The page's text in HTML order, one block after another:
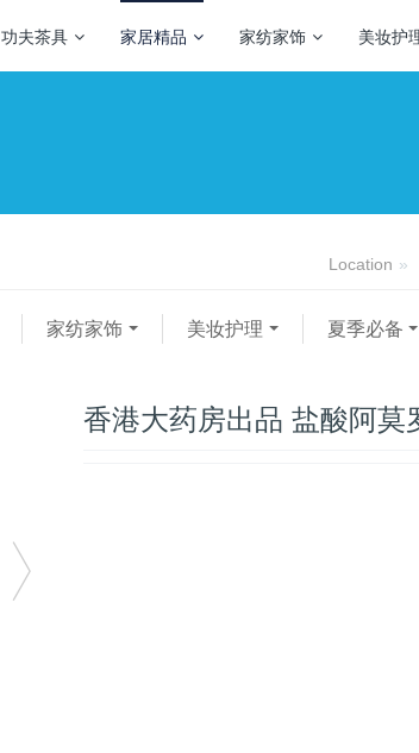
功夫茶具 家居精品 家纺家饰 美妆护
Location
家纺家饰 美妆护理 夏季必备
香港大药房出品 盐酸阿莫